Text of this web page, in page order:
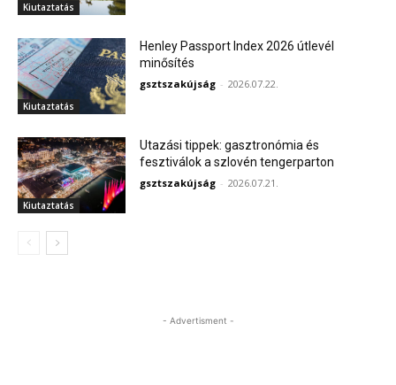
Kiutaztatás
Kiutaztatás
Henley Passport Index 2026 útlevél
minősítés
gsztszakújság - 2026.07.22.
Kiutaztatás
Utazási tippek: gasztronómia és
fesztiválok a szlovén tengerparton
gsztszakújság - 2026.07.21.
- Advertisment -